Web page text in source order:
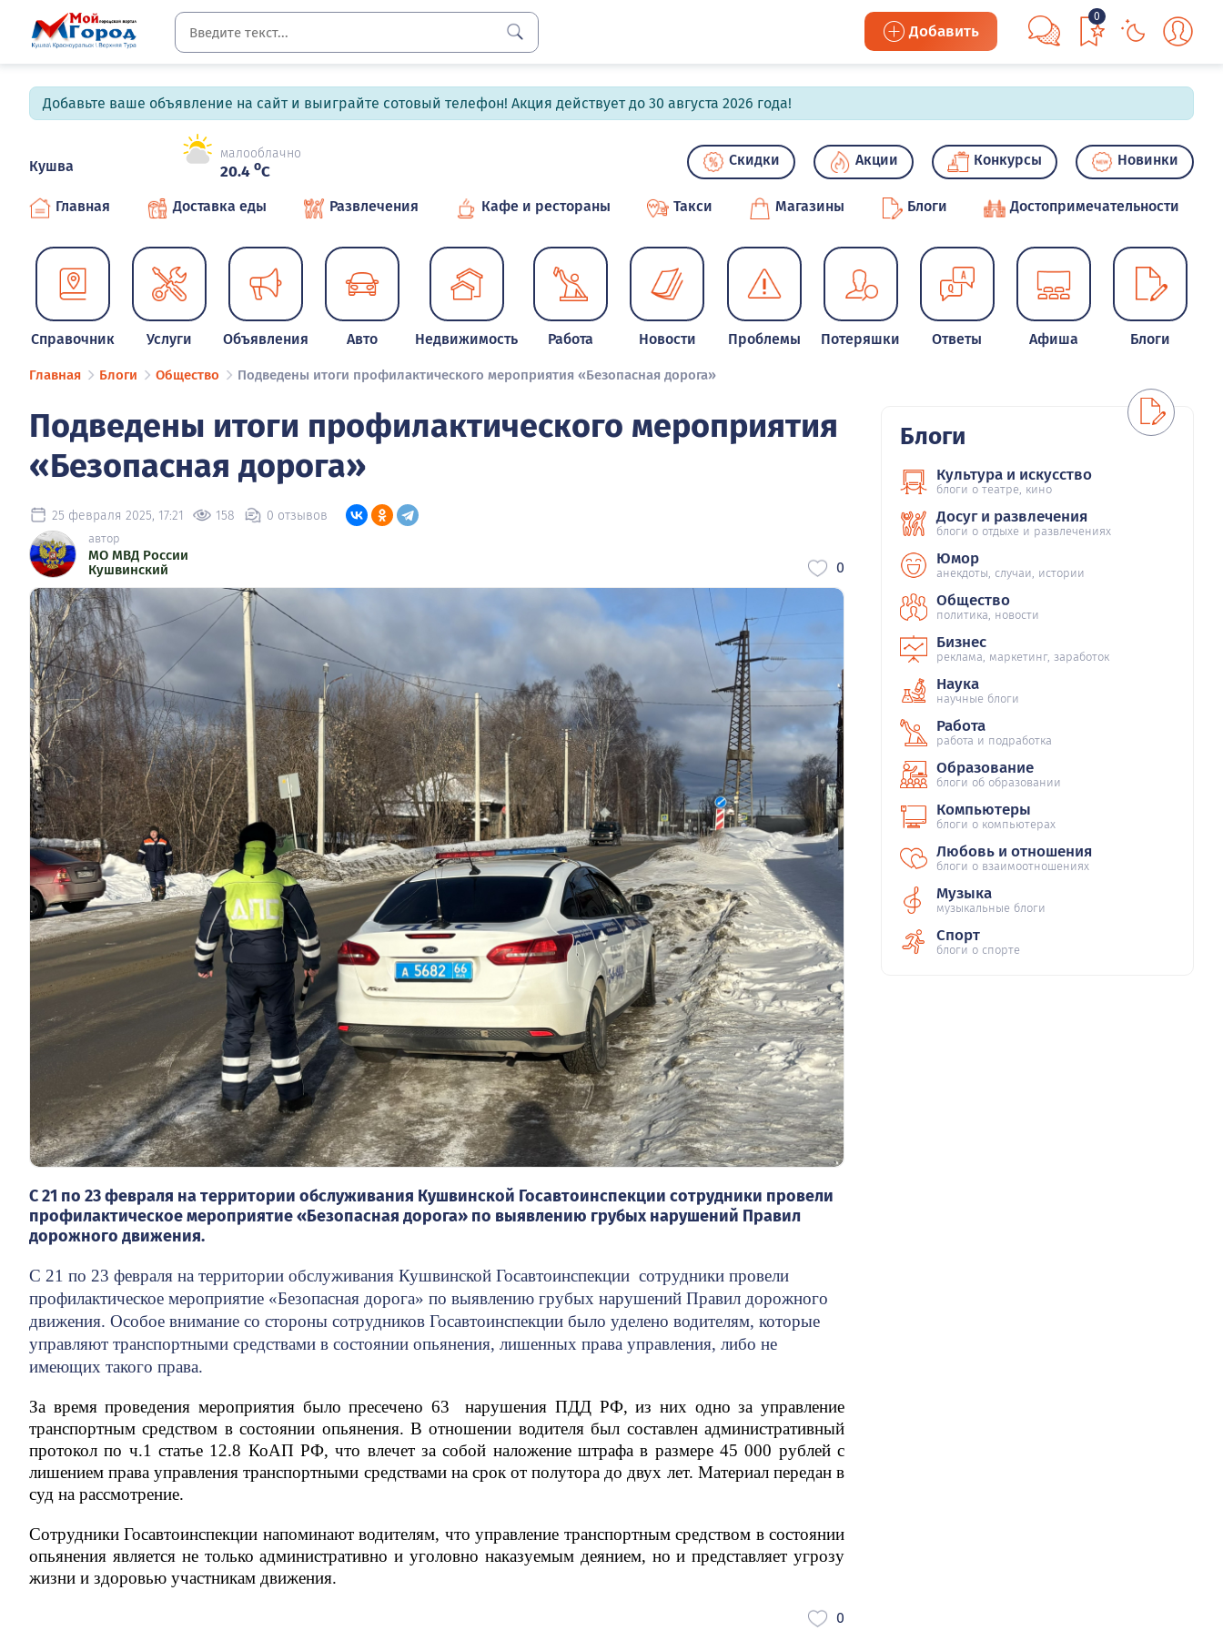
Добавить
0
Добавьте ваше объявление на сайт и выиграйте сотовый телефон! Акция действует до 30 августа 2026 года!
Кушва
малооблачно
20.4 oC
Скидки Акции Конкурсы Новинки
Главная Доставка еды Развлечения Кафе и рестораны Такси Магазины Блоги Достопримечательности
Справочник Услуги Объявления Авто Недвижимость Работа Новости Проблемы Потеряшки Ответы Афиша Блоги
Главная Блоги Общество Подведены итоги профилактического мероприятия «Безопасная дорога»
Подведены итоги профилактического мероприятия
«Безопасная дорога»
25 февраля 2025, 17:21 158 0 отзывов
автор
МО МВД России
Кушвинский
0
С 21 по 23 февраля на территории обслуживания Кушвинской Госавтоинспекции сотрудники провели
профилактическое мероприятие «Безопасная дорога» по выявлению грубых нарушений Правил
дорожного движения.
С 21 по 23 февраля на территории обслуживания Кушвинской Госавтоинспекции сотрудники провели
профилактическое мероприятие «Безопасная дорога» по выявлению грубых нарушений Правил дорожного
движения. Особое внимание со стороны сотрудников Госавтоинспекции было уделено водителям, которые
управляют транспортными средствами в состоянии опьянения, лишенных права управления, либо не
имеющих такого права.
За время проведения мероприятия было пресечено 63
нарушения ПДД РФ, из них одно за управление
транспортным средством в состоянии опьянения. В отношении водителя был составлен административный
протокол по ч.1 статье 12.8 КоАП РФ, что влечет за собой наложение штрафа в размере 45 000 рублей с
лишением права управления транспортными средствами на срок от полутора до двух лет. Материал передан в
суд на рассмотрение.
Сотрудники Госавтоинспекции напоминают водителям, что управление транспортным средством в состоянии
опьянения является не только административно и уголовно наказуемым деянием, но и представляет угрозу
жизни и здоровью участникам движения.
0
Блоги
Культура и искусство
блоги о театре, кино
Досуг и развлечения
блоги о отдыхе и развлечениях
Юмор
анекдоты, случаи, истории
Общество
политика, новости
Бизнес
реклама, маркетинг, заработок
Наука
научные блоги
Работа
работа и подработка
Образование
блоги об образовании
Компьютеры
блоги о компьютерах
Любовь и отношения
блоги о взаимоотношениях
Музыка
музыкальные блоги
Спорт
блоги о спорте